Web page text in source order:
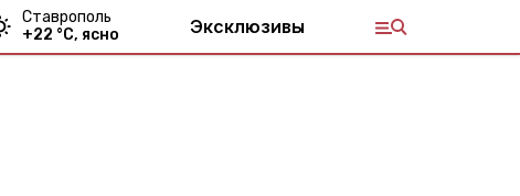
Ставрополь
+22 °С, ясно Эксклюзивы